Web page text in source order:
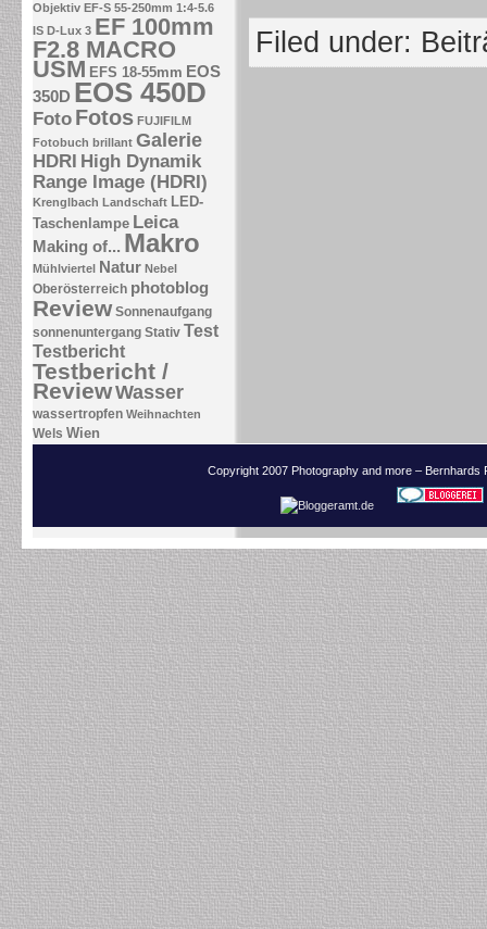
Objektiv EF-S 55-250mm 1:4-5.6
IS D-Lux 3 EF 100mm
F2.8 MACRO
USM EFS 18-55mm EOS
350D EOS 450D
Foto Fotos FUJIFILM
Fotobuch brillant Galerie
HDRI High Dynamik
Range Image (HDRI)
Krenglbach Landschaft LED-
Taschenlampe Leica
Making of... Makro
Mühlviertel Natur Nebel
Oberösterreich photoblog
Review Sonnenaufgang
sonnenuntergang Stativ Test
Testbericht
Testbericht /
ReviewWasser
wassertropfen Weihnachten
Wels Wien
Filed under:
Copyright 2007 Photography and more –